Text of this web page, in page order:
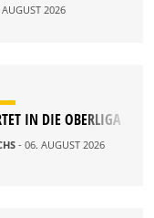
2026
IN DIE OBERLIGA
- 06. AUGUST 2026